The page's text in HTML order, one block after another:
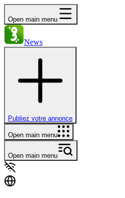
Open main menu
News
Publiez votre annonce
Open main menu
Open main menu